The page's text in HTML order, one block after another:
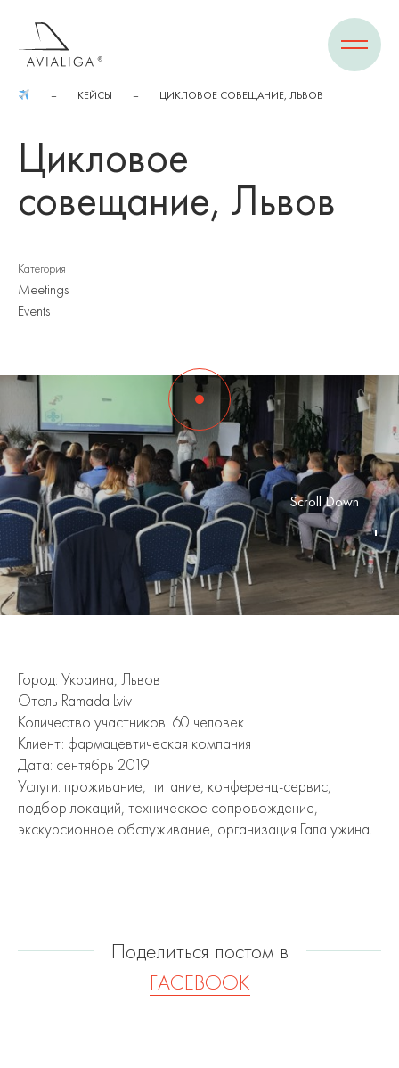
КЕЙСЫ ЦИКЛОВОЕ СОВЕЩАНИЕ, ЛЬВОВ
Цикловое
совещание, Львов
Категория
Meetings
Events
Scroll Down
Город: Украина, Львов
Отель Ramada Lviv
Количество участников: 60 человек
Клиент: фармацевтическая компания
Дата: сентябрь 2019
Услуги: проживание, питание, конференц-сервис,
подбор локаций, техническое сопровождение,
экскурсионное обслуживание, организация Гала ужина.
Поделиться постом в
FACEBOOK